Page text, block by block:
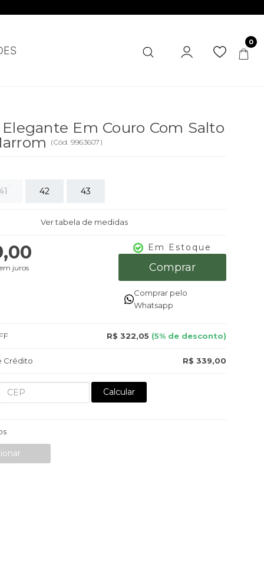
0
Em Couro Com Salto
(Cód. 9963607)
42 43
Ver tabela de medidas
juros
Em Estoque
Comprar
Comprar pelo
Whatsapp
R$ 322,05 (5% de desconto)
Crédito R$ 339,00
Calcular